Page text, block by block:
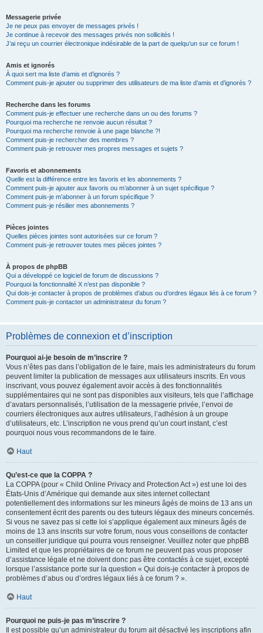
Messagerie privée
Je ne peux pas envoyer de messages privés !
Je continue à recevoir des messages privés non sollicités !
J’ai reçu un courrier électronique indésirable de la part de quelqu’un sur ce forum !
Amis et ignorés
À quoi sert ma liste d’amis et d’ignorés ?
Comment puis-je ajouter ou supprimer des utilisateurs de ma liste d’amis et d’ignorés ?
Recherche dans les forums
Comment puis-je effectuer une recherche dans un ou des forums ?
Pourquoi ma recherche ne renvoie aucun résultat ?
Pourquoi ma recherche renvoie à une page blanche ?!
Comment puis-je rechercher des membres ?
Comment puis-je retrouver mes propres messages et sujets ?
Favoris et abonnements
Quelle est la différence entre les favoris et les abonnements ?
Comment puis-je ajouter aux favoris ou m’abonner à un sujet spécifique ?
Comment puis-je m’abonner à un forum spécifique ?
Comment puis-je résilier mes abonnements ?
Pièces jointes
Quelles pièces jointes sont autorisées sur ce forum ?
Comment puis-je retrouver toutes mes pièces jointes ?
À propos de phpBB
Qui a développé ce logiciel de forum de discussions ?
Pourquoi la fonctionnalité X n’est pas disponible ?
Qui dois-je contacter à propos de problèmes d’abus ou d’ordres légaux liés à ce forum ?
Comment puis-je contacter un administrateur du forum ?
Problèmes de connexion et d’inscription
Pourquoi ai-je besoin de m’inscrire ?
Vous n’êtes pas dans l’obligation de le faire, mais les administrateurs du forum
peuvent limiter la publication de messages aux utilisateurs inscrits. En vous
inscrivant, vous pouvez également avoir accès à des fonctionnalités
supplémentaires qui ne sont pas disponibles aux visiteurs, tels que l’affichage
d’avatars personnalisés, l’utilisation de la messagerie privée, l’envoi de
courriers électroniques aux autres utilisateurs, l’adhésion à un groupe
d’utilisateurs, etc. L’inscription ne vous prend qu’un court instant, c’est
pourquoi nous vous recommandons de le faire.
Haut
Qu’est-ce que la COPPA ?
La COPPA (pour « Child Online Privacy and Protection Act ») est une loi des
États-Unis d’Amérique qui demande aux sites internet collectant
potentiellement des informations sur les mineurs âgés de moins de 13 ans un
consentement écrit des parents ou des tuteurs légaux des mineurs concernés.
Si vous ne savez pas si cette loi s’applique également aux mineurs âgés de
moins de 13 ans inscrits sur votre forum, nous vous conseillons de contacter
un conseiller juridique qui pourra vous renseigner. Veuillez noter que phpBB
Limited et que les propriétaires de ce forum ne peuvent pas vous proposer
d’assistance légale et ne doivent donc pas être contactés à ce sujet, excepté
lorsque l’assistance porte sur la question « Qui dois-je contacter à propos de
problèmes d’abus ou d’ordres légaux liés à ce forum ? ».
Haut
Pourquoi ne puis-je pas m’inscrire ?
Il est possible qu’un administrateur du forum ait désactivé les inscriptions afin